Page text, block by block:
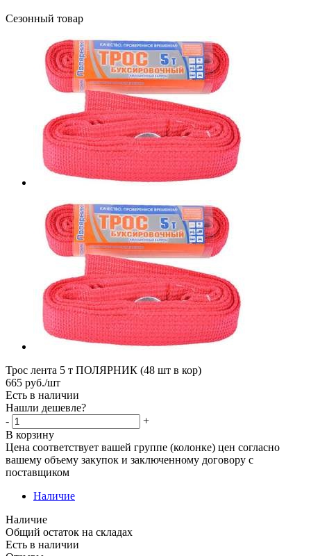
Сезонный товар
Трос лента 5 т ПОЛЯРНИК (48 шт в кор)
665 руб./шт
Есть в наличии
Нашли дешевле?
-
+
В корзину
Цена соответствует вашей группе (колонке) цен согласно
вашему объему закупок и заключенному договору с
поставщиком
Наличие
Наличие
Общий остаток на складах
Есть в наличии